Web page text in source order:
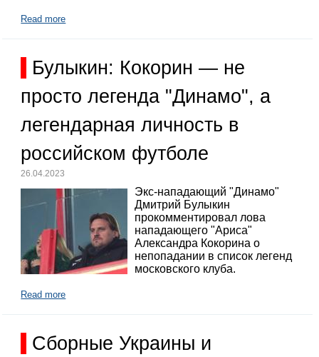
Read more
Булыкин: Кокорин — не
просто легенда "Динамо", а
легендарная личность в
российском футболе
26.04.2023
Экс-нападающий "Динамо"
Дмитрий Булыкин
прокомментировал лова
нападающего "Ариса"
Александра Кокорина о
непопадании в список легенд
московского клуба.
Read more
Сборные Украины и